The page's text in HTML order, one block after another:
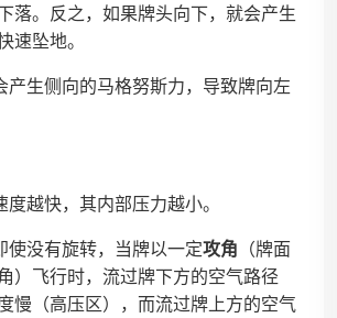
落。反之，如果牌头向下，就会产生
速坠地。
产生侧向的马格努斯力，导致牌向左
度越快，其内部压力越小。
使没有旋转，当牌以一定攻角 （牌面
）飞行时，流过牌下方的空气路径
慢（高压区），而流过牌上方的空气